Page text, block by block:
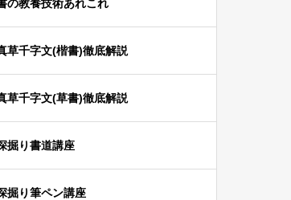
の教養技術あれこれ
草千字文(楷書)徹底解説
草千字文(草書)徹底解説
掘り書道講座
掘り筆ペン講座